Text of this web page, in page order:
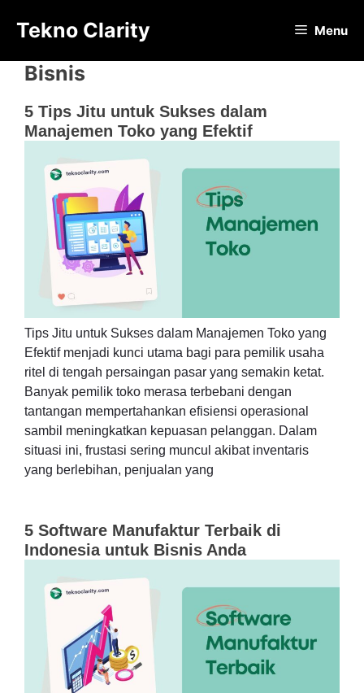
Tekno Clarity Menu
Bisnis
5 Tips Jitu untuk Sukses dalam
Manajemen Toko yang Efektif
Tips Jitu untuk Sukses dalam Manajemen Toko yang
Efektif menjadi kunci utama bagi para pemilik usaha
ritel di tengah persaingan pasar yang semakin ketat.
Banyak pemilik toko merasa terbebani dengan
tantangan mempertahankan efisiensi operasional
sambil meningkatkan kepuasan pelanggan. Dalam
situasi ini, frustasi sering muncul akibat inventaris
yang berlebihan, penjualan yang
5 Software Manufaktur Terbaik di
Indonesia untuk Bisnis Anda